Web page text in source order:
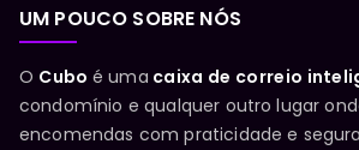
UM POUCO SOBRE NÓS
O Cubo é uma caixa de correio
condomínio e qualquer outro lugar
encomendas com praticidade e